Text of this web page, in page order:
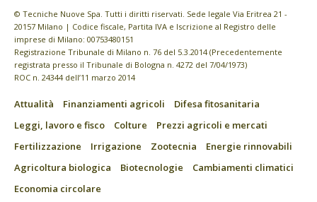
© Tecniche Nuove Spa. Tutti i diritti riservati. Sede legale Via Eritrea 21 -
20157 Milano | Codice fiscale, Partita IVA e Iscrizione al Registro delle
imprese di Milano: 00753480151
Registrazione Tribunale di Milano n. 76 del 5.3.2014 (Precedentemente
registrata presso il Tribunale di Bologna n. 4272 del 7/04/1973)
ROC n. 24344 dell’11 marzo 2014
Attualità Finanziamenti agricoli
Difesa fitosanitaria
Leggi, lavoro e fisco
Colture
Prezzi agricoli e mercati
Fertilizzazione
Irrigazione Zootecnia
Energie rinnovabili
Agricoltura biologica
Biotecnologie
Cambiamenti climatici
Economia circolare